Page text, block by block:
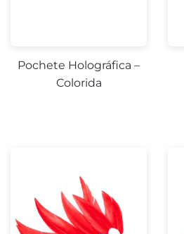
Pochete Holográfica –
Colorida